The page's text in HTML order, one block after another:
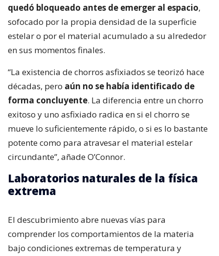
quedó bloqueado antes de emerger al espacio,
sofocado por la propia densidad de la superficie
estelar o por el material acumulado a su alrededor
en sus momentos finales.
“La existencia de chorros asfixiados se teorizó hace
décadas, pero aún no se había identificado de
forma concluyente. La diferencia entre un chorro
exitoso y uno asfixiado radica en si el chorro se
mueve lo suficientemente rápido, o si es lo bastante
potente como para atravesar el material estelar
circundante”, añade O’Connor.
Laboratorios naturales de la física
extrema
El descubrimiento abre nuevas vías para
comprender los comportamientos de la materia
bajo condiciones extremas de temperatura y